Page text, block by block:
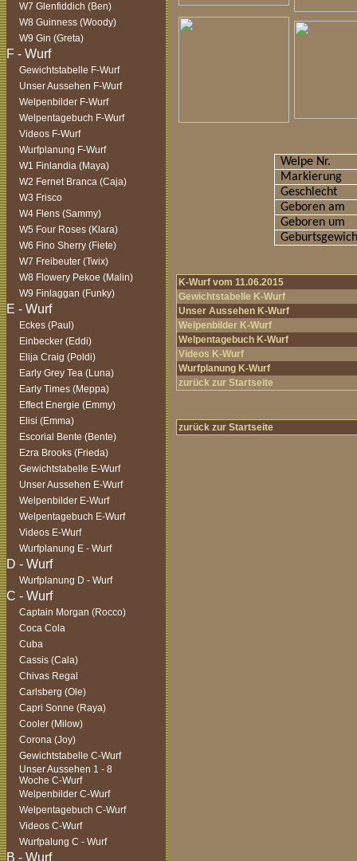
W7 Glenfiddich (Ben)
W8 Guinness (Woody)
W9 Gin (Greta)
Gewichtstabelle F-Wurf
Unser Aussehen F-Wurf
Welpenbilder F-Wurf
Welpentagebuch F-Wurf
Videos F-Wurf
Wurfplanung F-Wurf
W1 Finlandia (Maya)
W2 Fernet Branca (Caja)
W3 Frisco
W4 Flens (Sammy)
W5 Four Roses (Klara)
W6 Fino Sherry (Fiete)
W7 Freibeuter (Twix)
W8 Flowery Pekoe (Malin)
W9 Finlaggan (Funky)
Eckes (Paul)
Einbecker (Eddi)
Elija Craig (Poldi)
Early Grey Tea (Luna)
Early Times (Meppa)
Effect Energie (Emmy)
Elisi (Emma)
Escorial Bente (Bente)
Ezra Brooks (Frieda)
Gewichtstabelle E-Wurf
Unser Aussehen E-Wurf
Welpenbilder E-Wurf
Welpentagebuch E-Wurf
Videos E-Wurf
Wurfplanung E - Wurf
Wurfplanung D - Wurf
Captain Morgan (Rocco)
Coca Cola
Cuba
Cassis (Cala)
Chivas Regal
Carlsberg (Ole)
Capri Sonne (Raya)
Cooler (Milow)
Corona (Joy)
Gewichtstabelle C-Wurf
Unser Aussehen 1 - 8
Woche C-Wurf
Welpenbilder C-Wurf
Welpentagebuch C-Wurf
Videos C-Wurf
Wurfpalung C - Wurf
Welpe Nr.
Markierung
Geschlecht
Geboren am
Geboren um
K-Wurf vom 11.06.2015
Gewichtstabelle K-Wurf
Unser Aussehen K-Wurf
Welpenbilder K-Wurf
Welpentagebuch K-Wurf
Videos K-Wurf
Wurfplanung K-Wurf
zurück zur Startseite
zurück zur Startseite